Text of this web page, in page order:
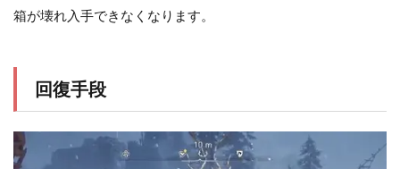
箱が壊れ入手できなくなります。
回復手段